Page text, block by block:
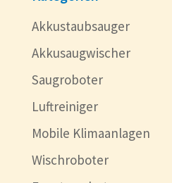
Akkustaubsauger
Akkusaugwischer
Saugroboter
Luftreiniger
Mobile Klimaanlagen
Wischroboter